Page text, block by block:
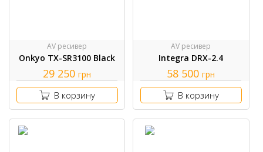
AV ресивер
Onkyo TX-SR3100 Black
29 250 грн
В корзину
AV ресивер
Integra DRX-2.4
58 500 грн
В корзину